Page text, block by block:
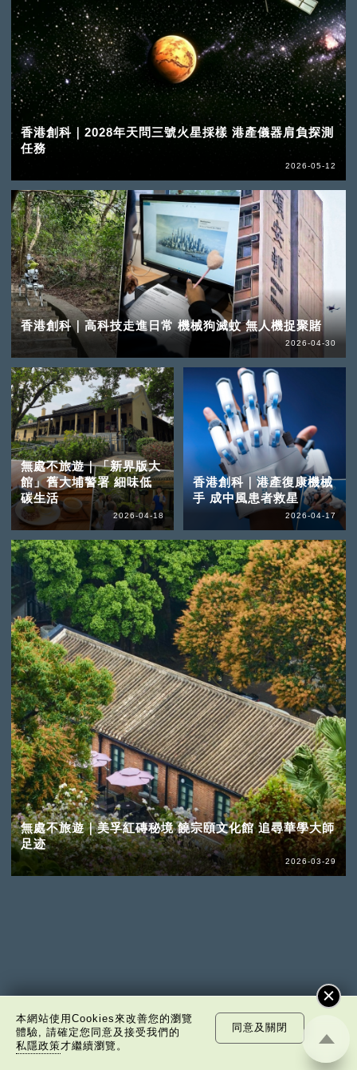
香港創科｜2028年天問三號火星採樣 港產儀器肩負探測
任務
2026-05-12
香港創科｜高科技走進日常 機械狗滅蚊 無人機捉聚賭
2026-04-30
無處不旅遊｜「新界版大
館」舊大埔警署 細味低
碳生活
2026-04-18
香港創科｜港產復康機械
手 成中風患者救星
2026-04-17
無處不旅遊｜美孚紅磚秘境 饒宗頤文化館 追尋華學大師
足迹
2026-03-29
本網站使用Cookies來改善您的瀏覽
體驗, 請確定您同意及接受我們的
私隱政策才繼續瀏覽。
同意及關閉